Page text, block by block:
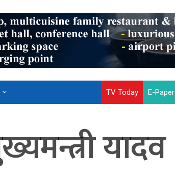
TV Today E-Paper
यादव